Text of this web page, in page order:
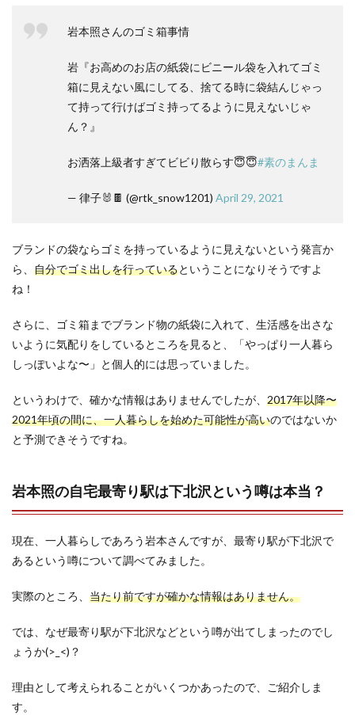
岩本照さんのゴミ箱事情
岩『お高めのお店の紙袋にビニール袋を入れてゴミ
箱に見えない風にしてる、捨てる時に袋結んじゃっ
て持って行けばゴミ持ってるように見えないじゃ
ん？』
お洒落上級者すぎてビビり散らす😇😇#素のまんま
— 律子🐰🍫 (@rtk_snow1201) April 29, 2021
ブランドの袋ならゴミを持っているように見えないという発言か
ら、 自分でゴミ出しを行っているということになりそうですよ
ね！
さらに、ゴミ箱までブランド物の紙袋に入れて、生活感を出さな
いように気配りをしているところを見ると、「やっぱり一人暮ら
しっぽいよな〜」と個人的には思っていました。
というわけで、確かな情報はありませんでしたが、 2017年以降〜
2021年頃の間に、一人暮らしを始めた可能性が高いのではないか
と予測できそうですね。
岩本照の自宅最寄り駅は下北沢という噂は本当？
現在、一人暮らしであろう岩本さんですが、最寄り駅が下北沢で
あるという噂について調べてみました。
実際のところ、 当たり前ですが確かな情報はありません。
では、なぜ最寄り駅が下北沢などという噂が出てしまったのでし
ょうか(>_<)？
理由として考えられることがいくつかあったので、ご紹介しま
す。